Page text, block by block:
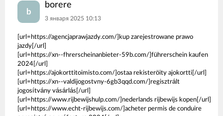
b
borere
3 января 2025 10:13
[url=https://agencjaprawjazdy.com/]kup zarejestrowane prawo
jazdy[/url]
[url=https://xn--fhrerscheinanbieter-59b.com/]führerschein kaufen
2024[/url]
[url=https://ajokorttitoimisto.com/]ostaa rekisteröity ajokortti[/url]
[url=https://xn--valdijogostvny-6gb3qqd.com/]regisztrált
jogosítvány vásárlás[/url]
[url=https://www.rijbewijshulp.com/]nederlands rijbewijs kopen[/url]
[url=https://www.echt-rijbewijs.com/]acheter permis de conduire